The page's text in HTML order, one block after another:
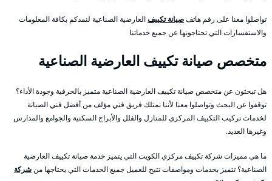
تواصلوا معنا على رقم هاتفصيانة تكييفالعارضية الصناعية لنمدكم بكافة المعلومات
والاستفسارات التي تحتاجونها عن جميع خدماتنا
متخصص صيانة تكييف العارضية الصناعية
هل تبحثون عن متخصص صيانة تكييف العارضية الصناعية متميز بالحرفية وجودة الأداء؟
توقفوا عن البحث وتواصلوا معنا لأننا نمتلك فريق فني مؤلف من أفضل فني الصيانة
لخدمات تركيب التكييف المركزي للمنازل والفلل والأبراج السكنية والجوامع والمدارس
وغيرها العديد.
ما هي مميزات شركة تكييف مركزي الكويت التي يتميز خدمة صيانة تكييف العارضية
الصناعية؟ تتميز بخدمات ومواصفات تتيح للعميل جميع الخدمات التي يحتاجها منشركة